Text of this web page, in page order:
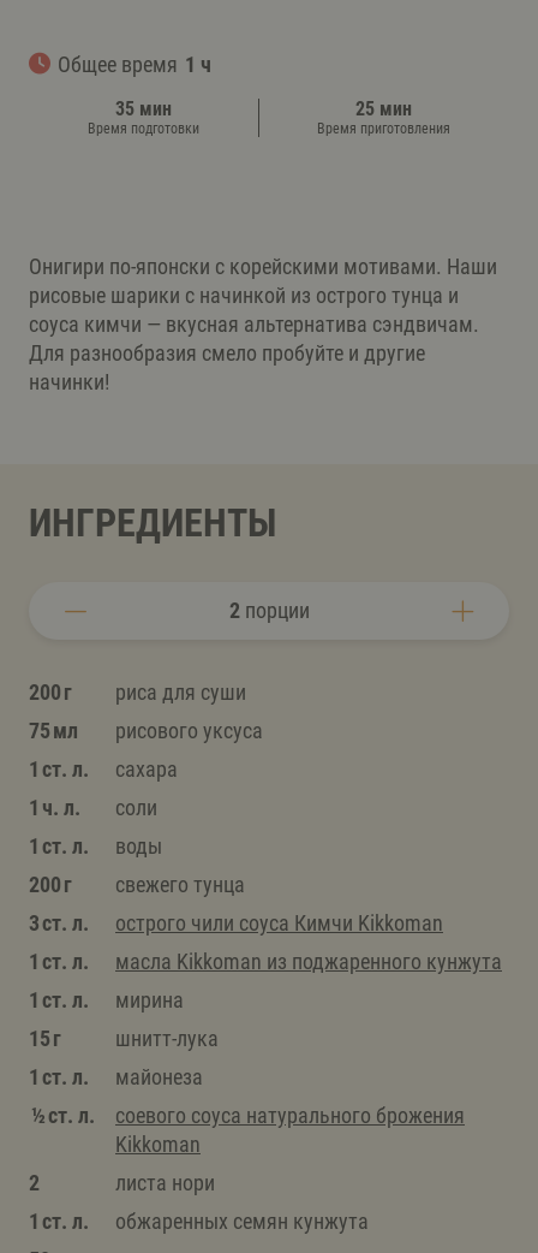
Общее время 1 ч
35 мин
Время подготовки
25 мин
Время приготовления
Онигири по-японски с корейскими мотивами. Наши
рисовые шарики с начинкой из острого тунца и
соуса кимчи — вкусная альтернатива сэндвичам.
Для разнообразия смело пробуйте и другие
начинки!
ИНГРЕДИЕНТЫ
2порции
200 г
риса для суши
75 мл
рисового уксуса
1 ст. л.
сахара
1 ч. л.
соли
1 ст. л.
воды
200 г
свежего тунца
3 ст. л.
острого чили соуса Кимчи Kikkoman
1 ст. л.
масла Kikkoman из поджаренного кунжута
1 ст. л.
мирина
15 г
шнитт-лука
1 ст. л.
майонеза
½ ст. л.
соевого соуса натурального брожения
Kikkoman
2
листа нори
1 ст. л.
обжаренных семян кунжута